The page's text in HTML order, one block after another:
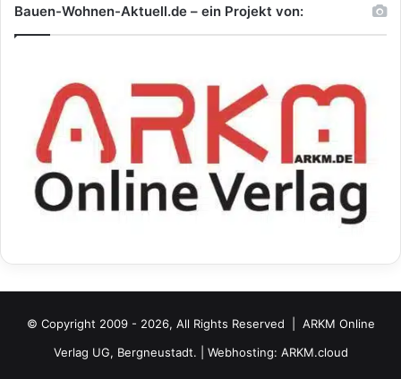
Bauen-Wohnen-Aktuell.de – ein Projekt von:
© Copyright 2009 - 2026, All Rights Reserved | ARKM Online
Verlag UG, Bergneustadt. | Webhosting: ARKM.cloud